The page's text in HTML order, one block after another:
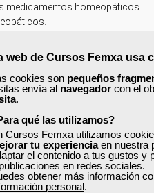
web de Cursos Femxa usa
cookies son pequeños
envía al navegador con el
.
qué las utilizamos?
Cursos Femxa utilizamos
tu experienciaen nuestra
el contenido a tus gustos y
en redes sociales.
obtener más información
personal.
medicamentos homeopáticos.
DE FÓRMULAS
y lociones.